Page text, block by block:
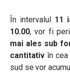
În intervalul 11
10.00, vor fi
mai ales sub
cantitativ în cea
sud se vor